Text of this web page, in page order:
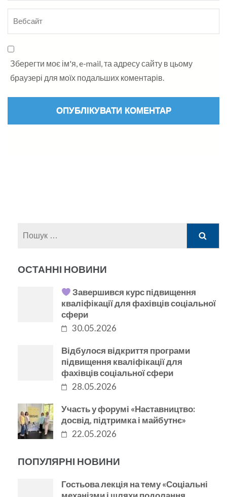
Зберегти моє ім'я, e-mail, та адресу сайту в цьому
браузері для моїх подальших коментарів.
ОСТАННІ НОВИНИ
Завершився курс підвищення
кваліфікації для фахівців соціальної
сфери
30.05.2026
Відбулося відкриття програми
підвищення кваліфікації для
фахівців соціальної сфери
28.05.2026
Участь у форумі «Наставництво:
досвід, підтримка і майбутнє»
22.05.2026
ПОПУЛЯРНІ НОВИНИ
Гостьова лекція на тему «Соціальні